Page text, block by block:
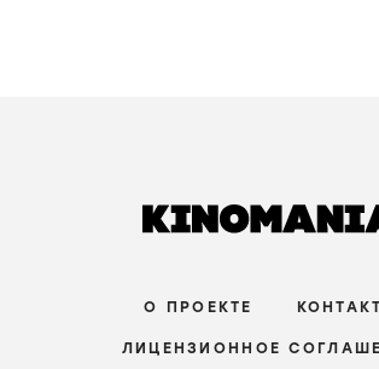
О ПРОЕКТЕ
ЛИЦЕНЗИОННОЕ